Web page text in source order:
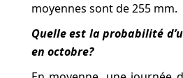
moyennes sont de 255 mm.
Quelle est la probabilité
en octobre?